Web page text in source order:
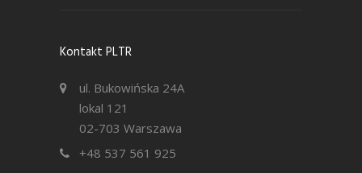
Kontakt PLTR
ul. Bukowińska 24A
lokal 121
02-703 Warszawa
+48 537 561 925